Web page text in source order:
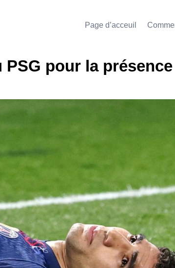
Page d’acceuil
pour la